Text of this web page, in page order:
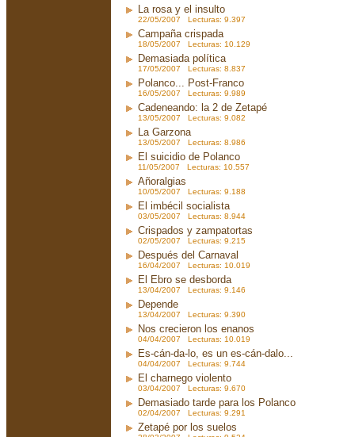
La rosa y el insulto
22/05/2007 Lecturas: 9.397
Campaña crispada
18/05/2007 Lecturas: 10.129
Demasiada política
17/05/2007 Lecturas: 8.837
Polanco... Post-Franco
16/05/2007 Lecturas: 9.989
Cadeneando: la 2 de Zetapé
13/05/2007 Lecturas: 9.082
La Garzona
13/05/2007 Lecturas: 8.986
El suicidio de Polanco
11/05/2007 Lecturas: 10.557
Añoralgias
10/05/2007 Lecturas: 9.188
El imbécil socialista
03/05/2007 Lecturas: 8.944
Crispados y zampatortas
02/05/2007 Lecturas: 9.215
Después del Carnaval
16/04/2007 Lecturas: 10.019
El Ebro se desborda
13/04/2007 Lecturas: 9.146
Depende
13/04/2007 Lecturas: 9.390
Nos crecieron los enanos
04/04/2007 Lecturas: 10.019
Es-cán-da-lo, es un es-cán-dalo...
04/04/2007 Lecturas: 9.744
El charnego violento
03/04/2007 Lecturas: 9.670
Demasiado tarde para los Polanco
02/04/2007 Lecturas: 9.291
Zetapé por los suelos